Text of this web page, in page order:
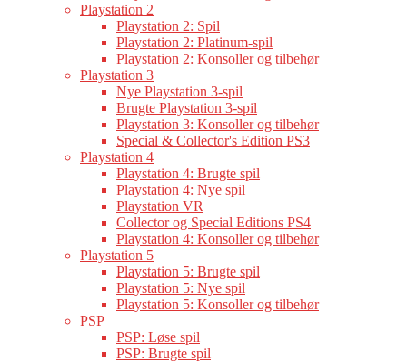
Playstation 2
Playstation 2: Spil
Playstation 2: Platinum-spil
Playstation 2: Konsoller og tilbehør
Playstation 3
Nye Playstation 3-spil
Brugte Playstation 3-spil
Playstation 3: Konsoller og tilbehør
Special & Collector's Edition PS3
Playstation 4
Playstation 4: Brugte spil
Playstation 4: Nye spil
Playstation VR
Collector og Special Editions PS4
Playstation 4: Konsoller og tilbehør
Playstation 5
Playstation 5: Brugte spil
Playstation 5: Nye spil
Playstation 5: Konsoller og tilbehør
PSP
PSP: Løse spil
PSP: Brugte spil